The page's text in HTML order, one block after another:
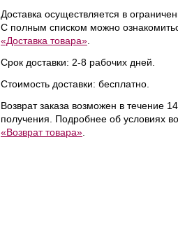
Доставка осуществляется в
С полным списком можно
«Доставка товара»
Срок доставки: 2-8 рабочих дней.
Стоимость доставки: бесплатно.
Возврат заказа возможен в течение
получения. Подробнее об условиях
«Возврат товара»